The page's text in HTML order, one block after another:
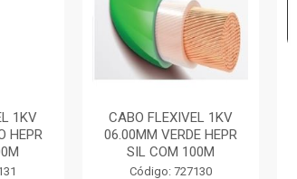
1KV
HEPR
CABO FLEXIVEL 1KV
06.00MM VERDE HEPR
SIL COM 100M
Código: 727130